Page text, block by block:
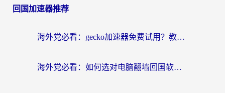
回国加速器推荐
海外党必看：gecko加速器免费试用？教你选对回国加速器，无缝刷国内剧玩游戏
海外党必看：如何选对电脑翻墙回国软件，轻松解锁国内资源？